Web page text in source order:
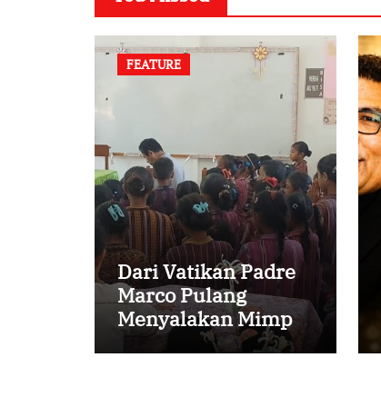
FEATURE
Dari Vatikan Padre
Marco Pulang
Menyalakan Mimpi
Anak-anak Desa